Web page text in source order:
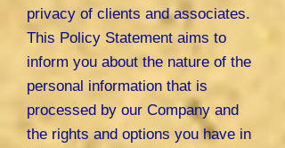
privacy of clients and associates.
This Policy Statement aims to
inform you about the nature of the
personal information that is
processed by our Company and
the rights and options you have in